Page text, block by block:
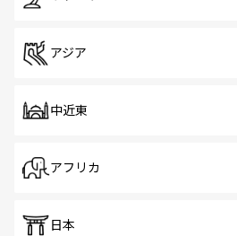
アジア
中近東
アフリカ
日本